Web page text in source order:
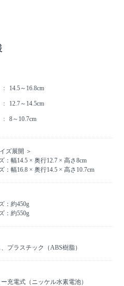
14.5～16.8cm
12.7～14.5cm
8～10.7cm
ズ展開 ＞
：幅14.5 × 奥行12.7 × 高さ8cm
：幅16.8 × 奥行14.5 × 高さ10.7cm
：約450g
：約550g
プラスチック（ABS樹脂）
充電式（ニッケル水素電池）